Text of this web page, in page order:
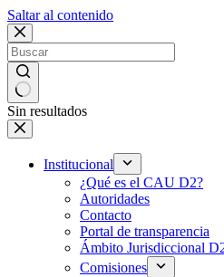
Saltar al contenido
Sin resultados
Institucional
¿Qué es el CAU D2?
Autoridades
Contacto
Portal de transparencia
Ámbito Jurisdiccional
Comisiones